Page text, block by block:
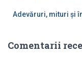
Adevăruri, mituri și
Comentarii